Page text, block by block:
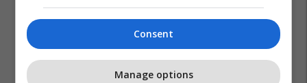
Consent
Manage options